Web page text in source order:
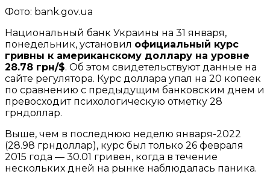
Фото: bank.gov.ua
Национальный банк Украины на 31 января,
понедельник, установил официальный курс
гривны к американскому доллару на уровне
28.78 грн/$. Об этом свидетельствуют данные на
сайте регулятора. Курс доллара упал на 20 копеек
по сравнению с предыдущим банковским днем и
превосходит психологическую отметку 28
грндоллар.
Выше, чем в последнюю неделю января-2022
(28.98 грндоллар), курс был только 26 февраля
2015 года — 30.01 гривен, когда в течение
нескольких дней на рынке наблюдалась паника.